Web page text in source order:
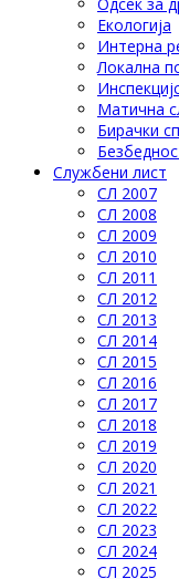
Eкологија
Интерна
Локална
Матична
Бирачки
Службени лист
СЛ 2007
СЛ 2008
СЛ 2009
СЛ 2010
СЛ 2011
СЛ 2012
СЛ 2013
СЛ 2014
СЛ 2015
СЛ 2016
СЛ 2017
СЛ 2018
СЛ 2019
СЛ 2020
СЛ 2021
СЛ 2022
СЛ 2023
СЛ 2024
СЛ 2025